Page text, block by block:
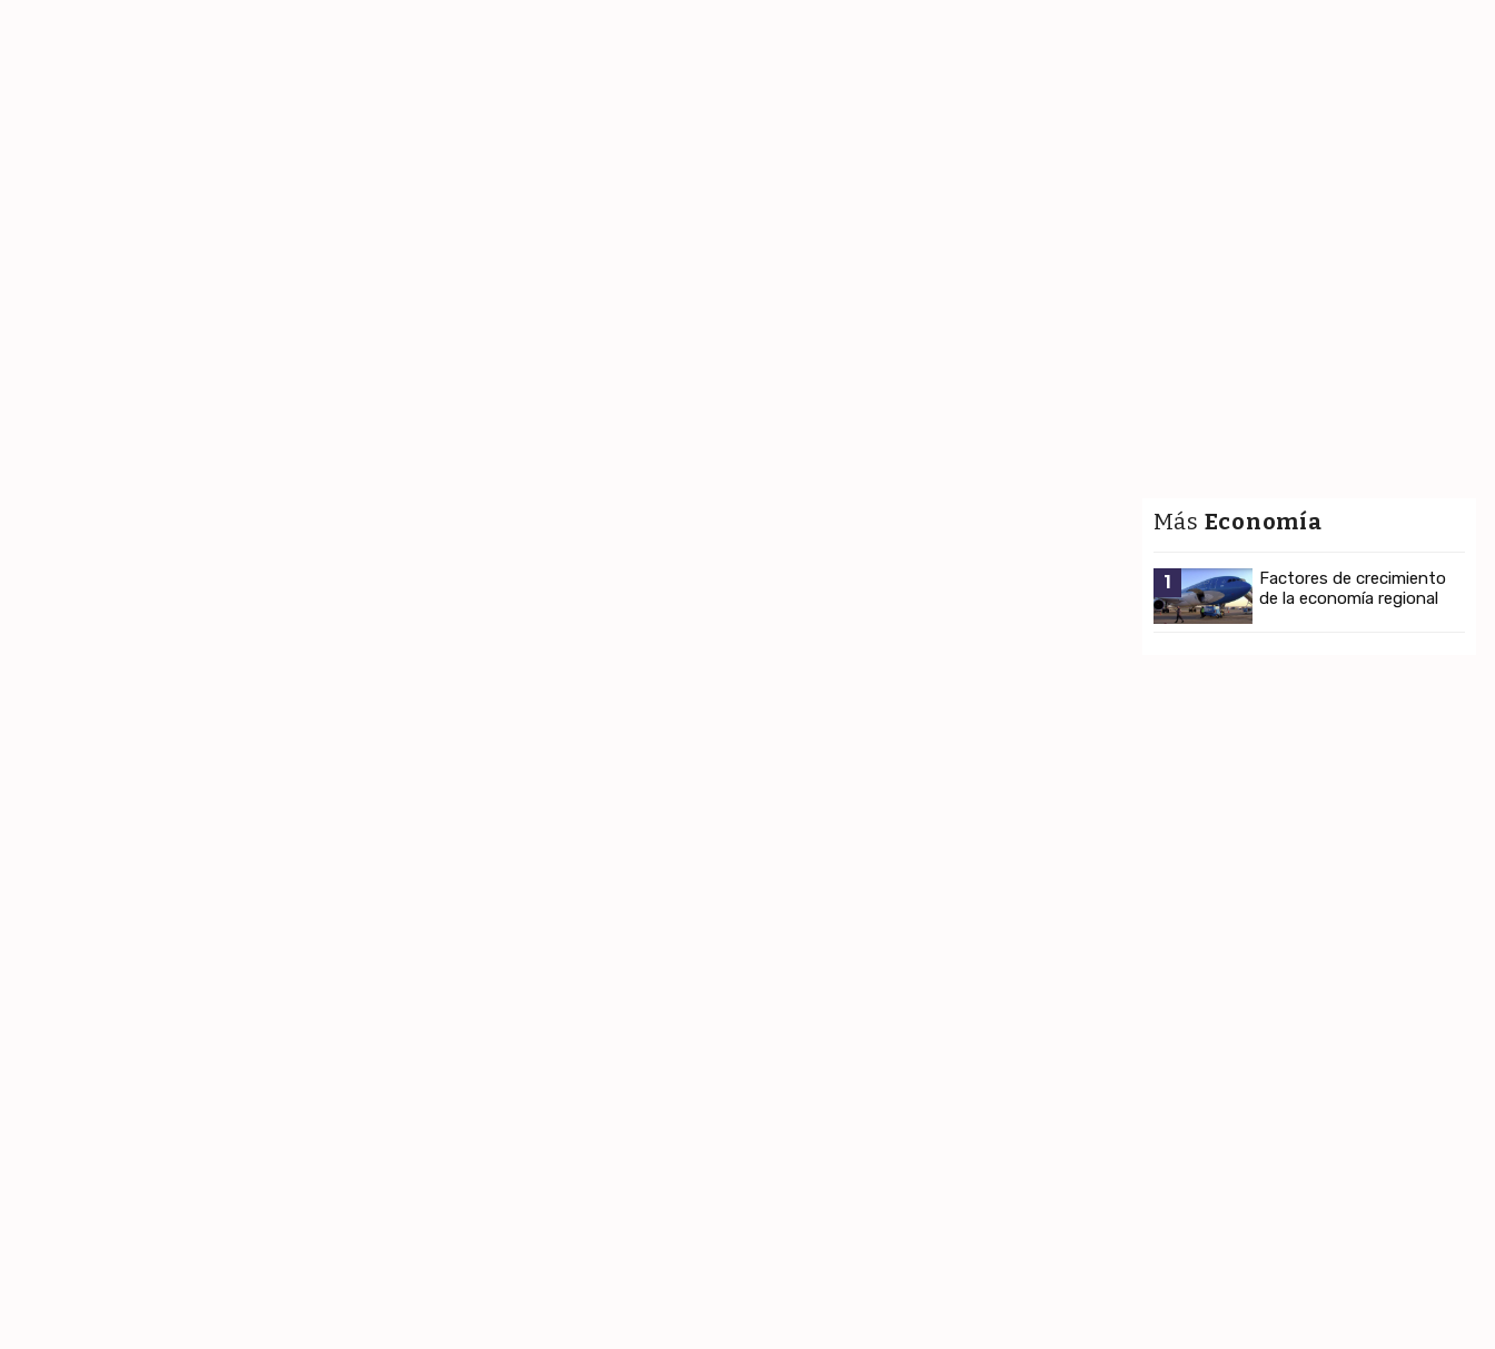
Más Economía
1
Factores de crecimiento
de la economía regional